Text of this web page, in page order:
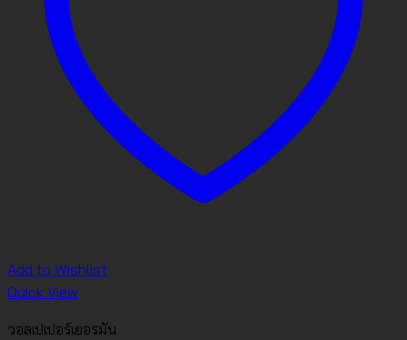
Add to Wishlist
Quick View
วอลเปเปอร์เยอรมัน